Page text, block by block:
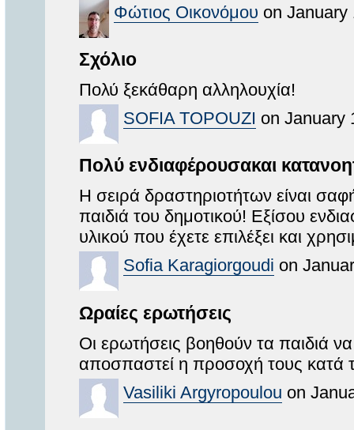
Φώτιος Οικονόμου on January
Σχόλιο
Πολύ ξεκάθαρη αλληλουχία!
SOFIA TOPOUZI on January
Πολύ ενδιαφέρουσακαι
Η σειρά δραστηριοτήτων είναι
παιδιά του δημοτικού! Εξίσου
υλικού που έχετε επιλέξει και
Sofia Karagiorgoudi on
Ωραίες ερωτήσεις
Οι ερωτήσεις βοηθούν τα παιδιά
αποσπαστεί η προσοχή τους κατά
Vasiliki Argyropoulou on